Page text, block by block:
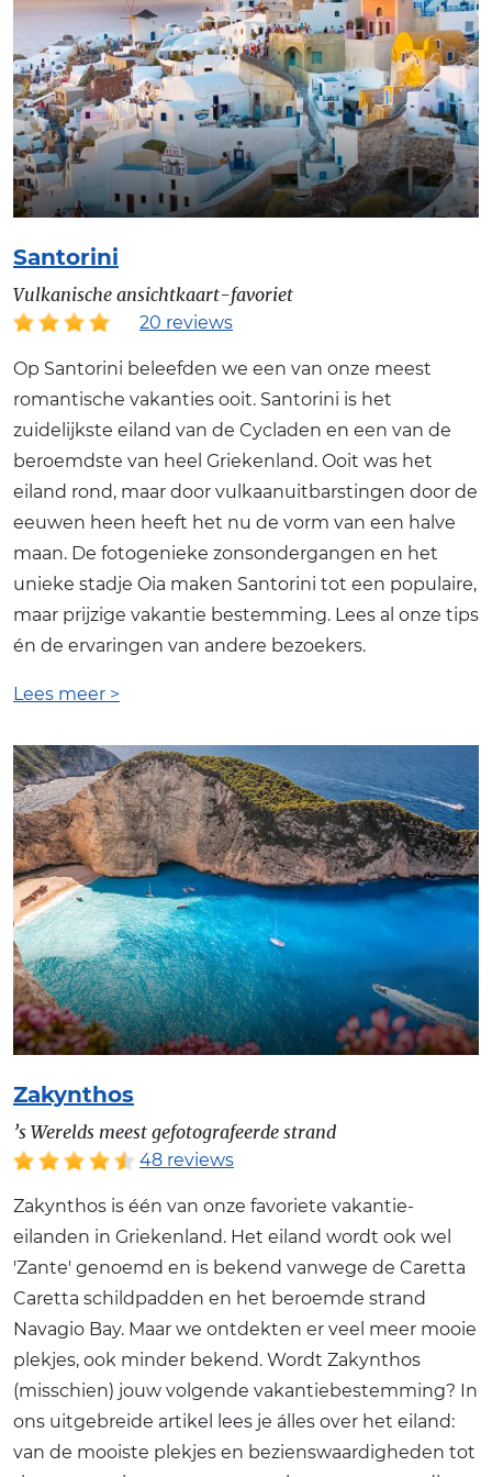
Santorini
Vulkanische ansichtkaart-favoriet
20 reviews
Op Santorini beleefden we een van onze meest
romantische vakanties ooit. Santorini is het
zuidelijkste eiland van de Cycladen en een van de
beroemdste van heel Griekenland. Ooit was het
eiland rond, maar door vulkaanuitbarstingen door de
eeuwen heen heeft het nu de vorm van een halve
maan. De fotogenieke zonsondergangen en het
unieke stadje Oia maken Santorini tot een populaire,
maar prijzige vakantie bestemming. Lees al onze tips
én de ervaringen van andere bezoekers.
Lees meer >
Zakynthos
’s Werelds meest gefotografeerde strand
48 reviews
Zakynthos is één van onze favoriete vakantie-
eilanden in Griekenland. Het eiland wordt ook wel
'Zante' genoemd en is bekend vanwege de Caretta
Caretta schildpadden en het beroemde strand
Navagio Bay. Maar we ontdekten er veel meer mooie
plekjes, ook minder bekend. Wordt Zakynthos
(misschien) jouw volgende vakantiebestemming? In
ons uitgebreide artikel lees je álles over het eiland:
van de mooiste plekjes en bezienswaardigheden tot